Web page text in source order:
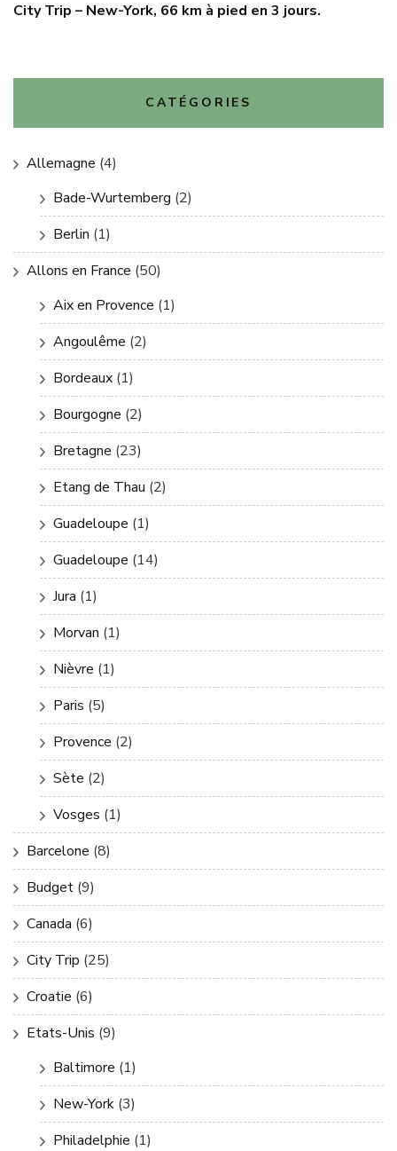
City Trip – New-York, 66 km à pied en 3 jours.
CATÉGORIES
Allemagne (4)
Bade-Wurtemberg (2)
Berlin (1)
Allons en France (50)
Aix en Provence (1)
Angoulême (2)
Bordeaux (1)
Bourgogne (2)
Bretagne (23)
Etang de Thau (2)
Guadeloupe (1)
Guadeloupe (14)
Jura (1)
Morvan (1)
Nièvre (1)
Paris (5)
Provence (2)
Sète (2)
Vosges (1)
Barcelone (8)
Budget (9)
Canada (6)
City Trip (25)
Croatie (6)
Etats-Unis (9)
Baltimore (1)
New-York (3)
Philadelphie (1)